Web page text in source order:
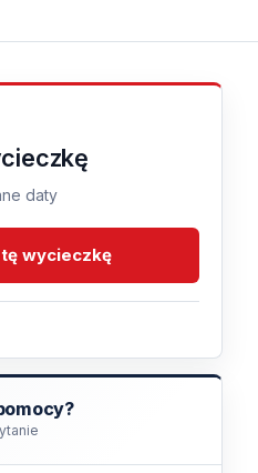
daty
wycieczkę